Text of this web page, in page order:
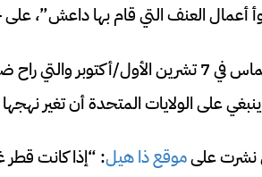
أعمال العنف التي قام بها داعش”،
ينبغي على الولايات المتحدة أن تغير
نشرت علىموقع ذا هيل: “إذا كانت قطر